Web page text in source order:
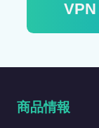
商品情報